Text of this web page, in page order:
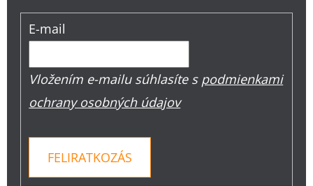
E-mail
Vložením e-mailu súhlasíte s podmienkami
ochrany osobných údajov
FELIRATKOZÁS